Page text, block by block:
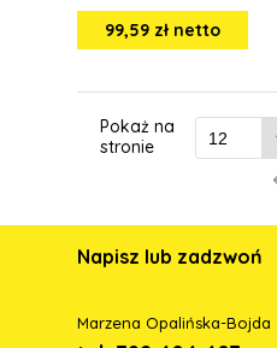
99,59 zł netto
Pokaż na
stronie
Napisz lub zadzwoń
Marzena Opalińska-Bojda